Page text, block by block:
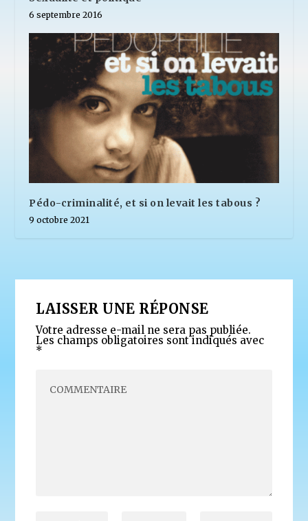
6 septembre 2016
Pédo-criminalité, et si on levait les tabous ?
9 octobre 2021
LAISSER UNE RÉPONSE
Votre adresse e-mail ne sera pas publiée.
Les champs obligatoires sont indiqués avec
*